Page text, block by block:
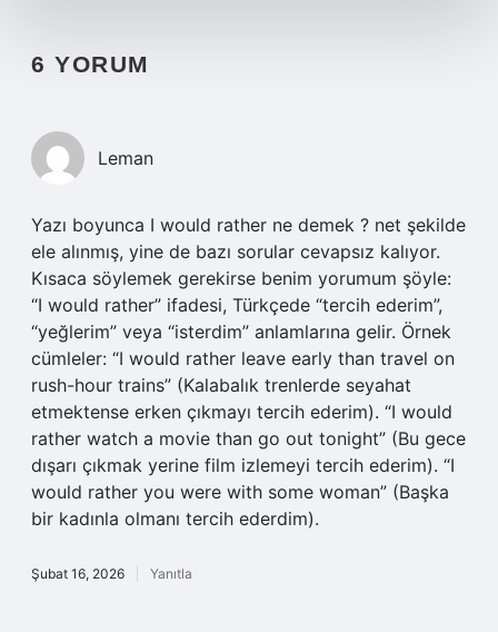
6 YORUM
Leman
Yazı boyunca I would rather ne demek ? net şekilde
ele alınmış, yine de bazı sorular cevapsız kalıyor.
Kısaca söylemek gerekirse benim yorumum şöyle:
“I would rather” ifadesi, Türkçede “tercih ederim”,
“yeğlerim” veya “isterdim” anlamlarına gelir. Örnek
cümleler: “I would rather leave early than travel on
rush-hour trains” (Kalabalık trenlerde seyahat
etmektense erken çıkmayı tercih ederim). “I would
rather watch a movie than go out tonight” (Bu gece
dışarı çıkmak yerine film izlemeyi tercih ederim). “I
would rather you were with some woman” (Başka
bir kadınla olmanı tercih ederdim).
Şubat 16, 2026 Yanıtla